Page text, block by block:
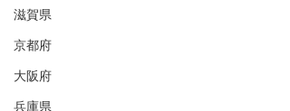
滋賀県
京都府
大阪府
兵庫県